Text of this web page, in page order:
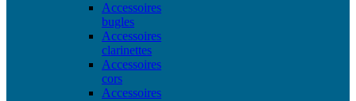
Accessoires
bugles
Accessoires
clarinettes
Accessoires
cors
Accessoires